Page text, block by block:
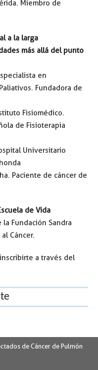
Miembro de
a la larga
más allá del punto
en
Fundadora de
Fisiomédico.
de Fisioterapia
Universitario
Paciente de cáncer de
de Vida
Fundación Sandra
Cáncer.
a través del
de Cáncer de Pulmón